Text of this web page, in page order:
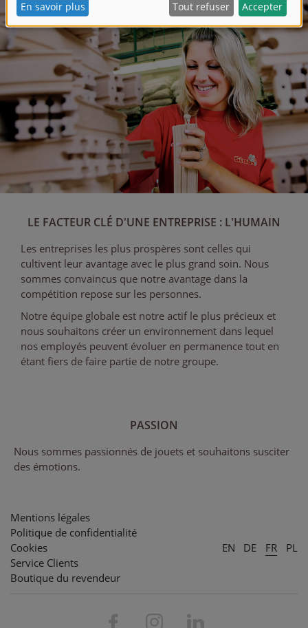
LE FACTEUR CLÉ D'UNE ENTREPRISE : L'HUMAIN
Les entreprises les plus prospères sont celles qui
cultivent leur avantage avec le plus grand soin. Nous
sommes convaincus que notre avantage dans la
compétition repose sur les personnes.
Notre équipe globale est notre actif le plus précieux et
nous souhaitons créer un environnement dans lequel
nos employés peuvent évoluer en permanence tout en
étant fiers de faire partie de notre groupe.
PASSION
Nous sommes passionnés de jouets et souhaitons susciter
des émotions.
Mentions légales
Politique de confidentialité
Cookies
Service Clients
Boutique du revendeur
EN DE FR PL